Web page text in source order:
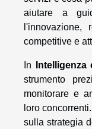
aiutare a
l'innovazione,
competitive e
In Intelligenza
strumento
monitorare e
loro
sulla strategia